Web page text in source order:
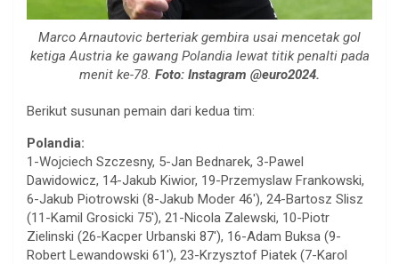
Marco Arnautovic berteriak gembira usai mencetak gol
ketiga Austria ke gawang Polandia lewat titik penalti pada
menit ke-78. Foto: Instagram @euro2024.
Berikut susunan pemain dari kedua tim:
Polandia:
1-Wojciech Szczesny, 5-Jan Bednarek, 3-Pawel
Dawidowicz, 14-Jakub Kiwior, 19-Przemyslaw Frankowski,
6-Jakub Piotrowski (8-Jakub Moder 46′), 24-Bartosz Slisz
(11-Kamil Grosicki 75′), 21-Nicola Zalewski, 10-Piotr
Zielinski (26-Kacper Urbanski 87′), 16-Adam Buksa (9-
Robert Lewandowski 61′), 23-Krzysztof Piatek (7-Karol